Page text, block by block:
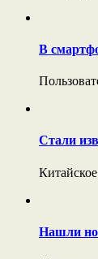
В
Стали
Нашли